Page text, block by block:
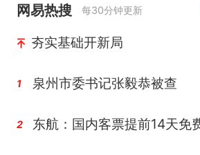
网易热搜 每30分钟更新
夯实基础开新局
1 泉州市委书记张毅恭被查
2